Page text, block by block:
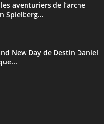
aventuriers de l’arche
Spielberg...
New Day de Destin Daniel